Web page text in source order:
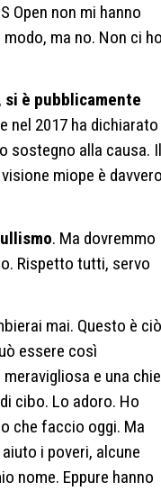
Open non mi hanno
ma no. Non ci ho
si è pubblicamente
nel 2017 ha dichiarato
sostegno alla causa. Il
miope è davvero
. Ma dovremmo
Rispetto tutti, servo
mai. Questo è
essere così
e una
cibo. Lo adoro. Ho
che faccio oggi. Ma
i poveri, alcune
nome. Eppure hanno